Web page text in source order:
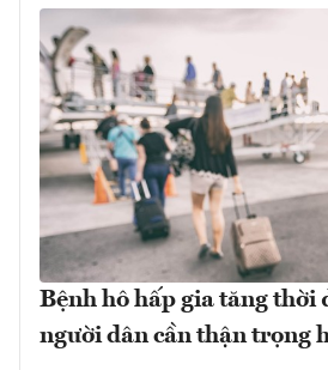
Bệnh hô hấp gia tăng thời
người dân cần thận trọng